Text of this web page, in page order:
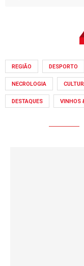
REGIÃO DESPORTO
NECROLOGIA
DESTAQUES VINHOS